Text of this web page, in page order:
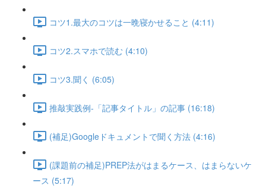
コツ1.最大のコツは一晩寝かせること (4:11)
コツ2.スマホで読む (4:10)
コツ3.聞く (6:05)
推敲実践例-「記事タイトル」の記事 (16:18)
(補足)Googleドキュメントで聞く方法 (4:16)
(課題前の補足)PREP法がはまるケース、はまらないケ
ース (5:17)